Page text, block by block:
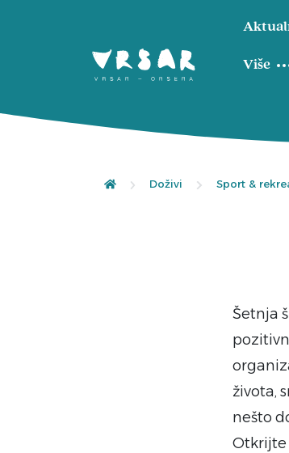
Više
Doživi Sport &
Šetnja
života,
nešto
Otkrijte